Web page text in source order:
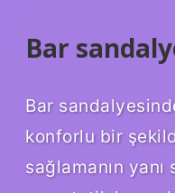
Bar
Bar
konforlu bir
sağlamanın yanı